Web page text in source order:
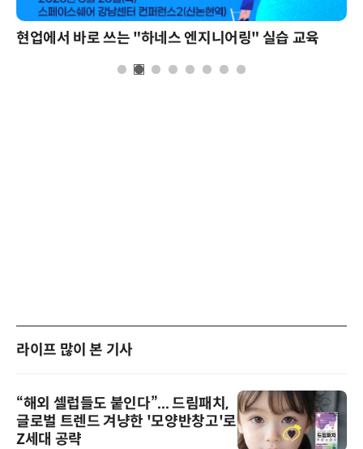
현업에서 바로 쓰는 "하네스 엔지니어링" 실습 교육
라이프 많이 본 기사
“해외 셀럽들도 붙인다”... 드림패치,
글로벌 트렌드 겨냥한 '모양반창고'로
Z세대 공략